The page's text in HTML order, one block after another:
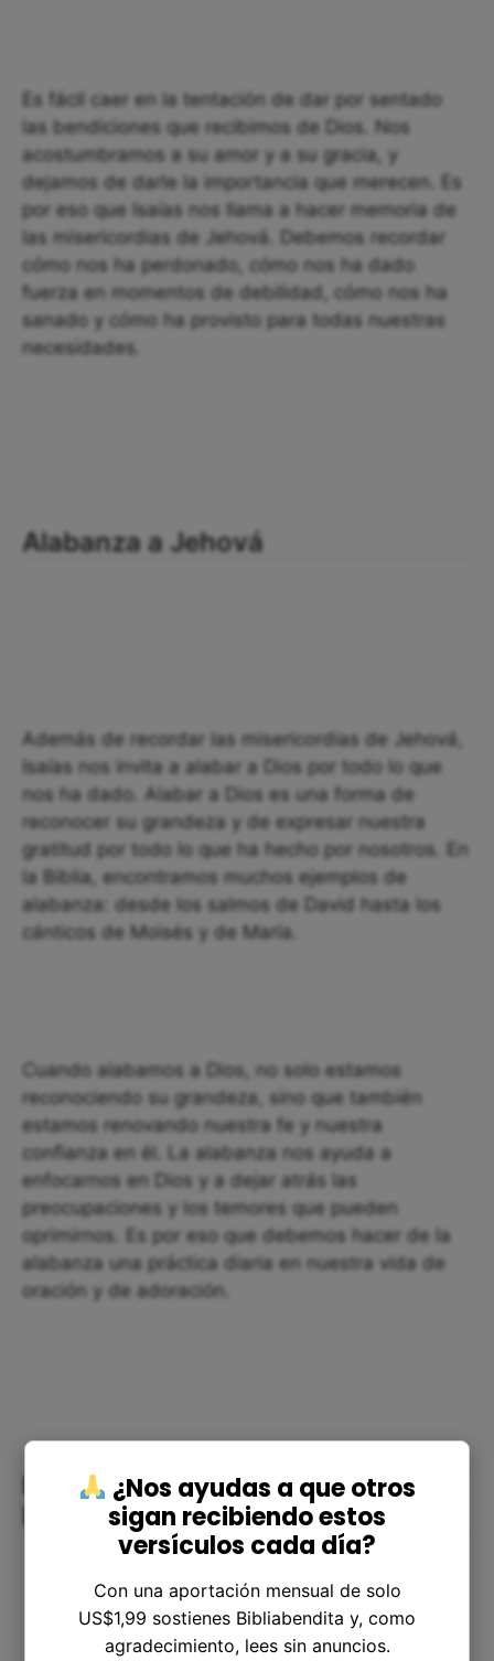
Es fácil caer en la tentación de dar por sentado
las bendiciones que recibimos de Dios. Nos
acostumbramos a su amor y a su gracia, y
dejamos de darle la importancia que merecen. Es
por eso que Isaías nos llama a hacer memoria de
las misericordias de Jehová. Debemos recordar
cómo nos ha perdonado, cómo nos ha dado
fuerza en momentos de debilidad, cómo nos ha
sanado y cómo ha provisto para todas nuestras
necesidades.
Alabanza a Jehová
Además de recordar las misericordias de Jehová,
Isaías nos invita a alabar a Dios por todo lo que
nos ha dado. Alabar a Dios es una forma de
reconocer su grandeza y de expresar nuestra
gratitud por todo lo que ha hecho por nosotros. En
la Biblia, encontramos muchos ejemplos de
alabanza: desde los salmos de David hasta los
cánticos de Moisés y de María.
Cuando alabamos a Dios, no solo estamos
reconociendo su grandeza, sino que también
estamos renovando nuestra fe y nuestra
confianza en él. La alabanza nos ayuda a
enfocarnos en Dios y a dejar atrás las
preocupaciones y los temores que pueden
oprimirnos. Es por eso que debemos hacer de la
alabanza una práctica diaria en nuestra vida de
oración y de adoración.
La granza de los beneficios de
¿Nos ayudas a que otros
sigan recibiendo estos
versículos cada día?
Con una aportación mensual de solo
US$1,99 sostienes Bibliabendita y, como
agradecimiento, lees sin anuncios.